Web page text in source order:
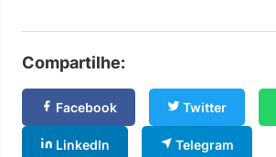
Compartilhe:
Facebook Twitter
LinkedIn Telegram